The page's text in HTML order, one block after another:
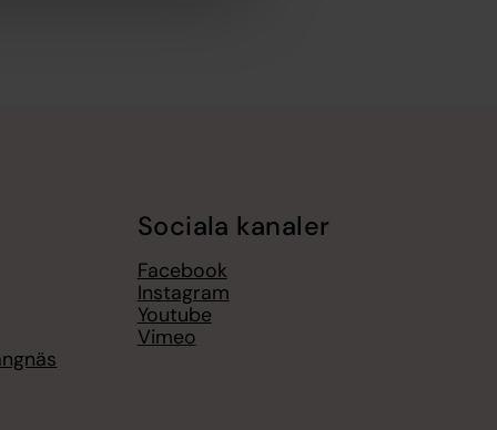
Sociala kanaler
Facebook
Instagram
Youtube
Vimeo